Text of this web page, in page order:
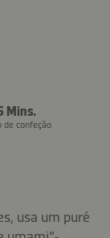
Mins.
de confeção
usa um puré